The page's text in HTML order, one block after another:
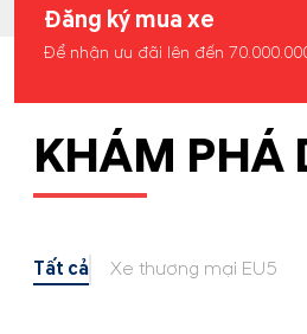
Đăng ký mua xe
Để nhận ưu đãi lên đến
KHÁM PHÁ
Tất cả Xe thương mại EU5